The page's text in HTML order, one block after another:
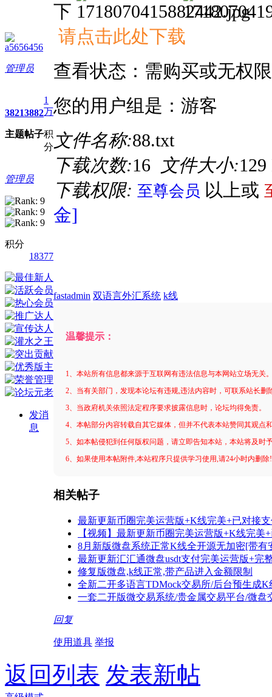
a5656456
管理员
3821
主题
3882
帖子
1
万
积
分
管理员
积分
18377
发消
息
下
请点击此处下载
查看状态：需购买或无权限
您的用户组是：游客
文件名称:88.txt
下载次数:16 文件大小:
下载权限: 至尊会员 以上或
金]
fastadmin 双语言外汇系统 k线
温馨提示：
1、本站所有信息都来源于互联网有违法信息与本网站立场无关
2、当有关部门，发现本论坛有违规,违法内容时，可联系站长删
3、当政府机关依照法定程序要求披露信息时，论坛均得免责。
4、本帖部分内容转载自其它媒体，但并不代表本站赞同其观点
5、如本帖侵犯到任何版权问题，请立即告知本站，本站将及时
6、如果使用本帖附件,本站程序只提供学习使用,请24小时内删
相关帖子
最新更新币圈完美运营版+K线完美+已对接
【视频】最新更新币圈完美运营版+K线完美
8月新版微盘系统正常K线全开源无加密[带有
最新更新汇汇通微盘usdt支付完美运营版+完
修复版微盘,k线正常,带产品进入金额限制
全新二开多语言TDMock交易所/后台预生成
一套二开版微交易系统/贵金属交易平台/微盘
回复
使用道具 举报
返回列表 发表新帖